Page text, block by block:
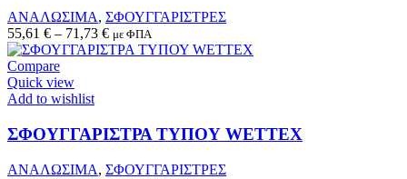
The
options
may
be
chosen
on
product
ΑΝΑΛΩΣΙΜΑ, ΣΦΟΥΓΓΑΡΙΣΤΡΕΣ
55,61 € – 71,73 € με ΦΠΑ
Compare
Quick view
Add to wishlist
product
has
multiple
ΣΦΟΥΓΓΑΡΙΣΤΡΑ ΤΥΠΟΥ WETTEX
ΑΝΑΛΩΣΙΜΑ, ΣΦΟΥΓΓΑΡΙΣΤΡΕΣ